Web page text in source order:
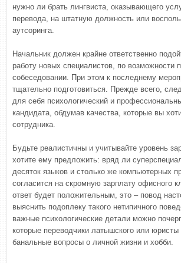
нужно ли брать лингвиста, оказывающего
перевода, на штатную должность или
аутсоринга.
Начальник должен крайне ответственно
работу новых специалистов, по возможности
собеседовании. При этом к последнему
тщательно подготовиться. Прежде всего,
для себя психологический и
кандидата, обдумав качества, которые вы
сотрудника.
Будьте реалистичны и учитывайте уровень
хотите ему предложить: вряд ли
десяток языков и столько же компьютерных
согласится на скромную зарплату офисного
ответ будет положительным, это – повод
выяснить подоплеку такого нетипичного
важные психологические детали можно
которые переводчики латышского или
банальные вопросы о личной жизни и хобби.